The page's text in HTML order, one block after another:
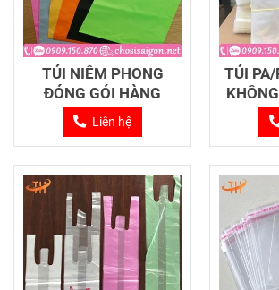
TÚI NIÊM PHONG
ĐÓNG GÓI HÀNG
Liên hệ
TÚI PA/